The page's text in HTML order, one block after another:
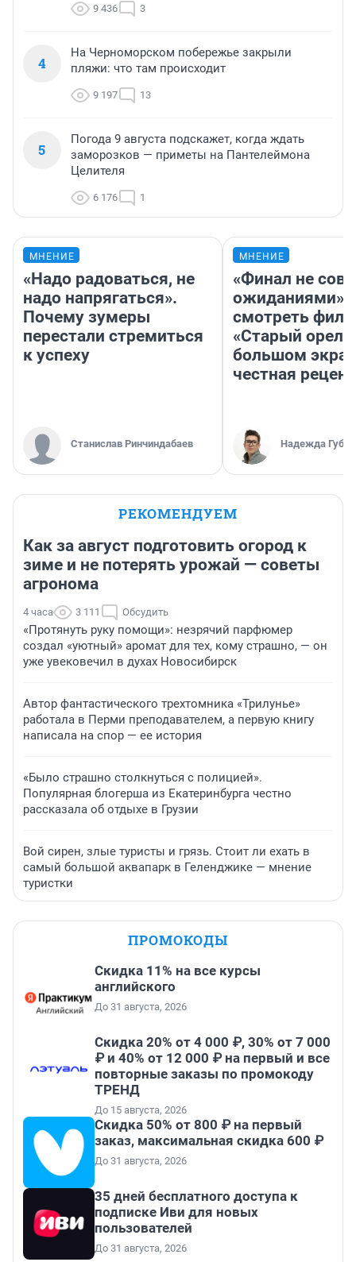
9 436 3
4
На Черноморском побережье закрыли
пляжи: что там происходит
9 197 13
5
Погода 9 августа подскажет, когда ждать
заморозков — приметы на Пантелеймона
Целителя
6 176 1
МНЕНИЕ
«Надо радоваться, не
надо напрягаться».
Почему зумеры
перестали стремиться
к успеху
Станислав Ринчиндабаев
МНЕНИЕ
«Финал не
ожиданиями»:
смотреть
«Старый орел»
большом
честная
Надежда
РЕКОМЕНДУЕМ
Как за август подготовить огород к
зиме и не потерять урожай — советы
агронома
4 часа 3 111 Обсудить
«Протянуть руку помощи»: незрячий парфюмер
создал «уютный» аромат для тех, кому страшно, — он
уже увековечил в духах Новосибирск
Автор фантастического трехтомника «Трилунье»
работала в Перми преподавателем, а первую книгу
написала на спор — ее история
«Было страшно столкнуться с полицией».
Популярная блогерша из Екатеринбурга честно
рассказала об отдыхе в Грузии
Вой сирен, злые туристы и грязь. Стоит ли ехать в
самый большой аквапарк в Геленджике — мнение
туристки
ПРОМОКОДЫ
Скидка 11% на все курсы
английского
До 31 августа, 2026
Скидка 20% от 4 000 ₽, 30% от 7 000
₽ и 40% от 12 000 ₽ на первый и все
повторные заказы по промокоду
ТРЕНД
До 15 августа, 2026
Скидка 50% от 800 ₽ на первый
заказ, максимальная скидка 600 ₽
До 31 августа, 2026
35 дней бесплатного доступа к
подписке Иви для новых
пользователей
До 31 августа, 2026